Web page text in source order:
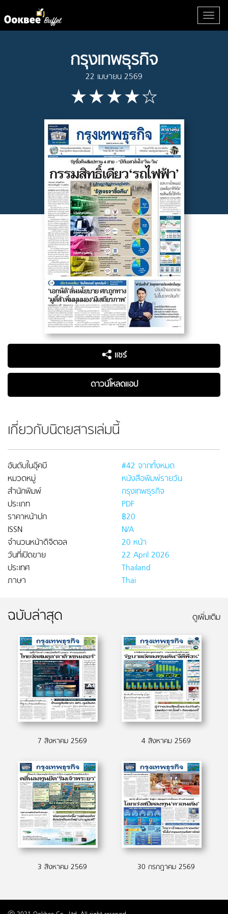
กรุงเทพธุรกิจ
22 เมษายน 2569
แชร์
ดาวน์โหลดแอป
เกี่ยวกับนิตยสารเล่มนี้
อันดับในอุ๊คบี
#42 จากทั้งหมด
หมวดหมู่
หนังสือพิมพ์รายวัน
สำนักพิมพ์
กรุงเทพธุรกิจ
ประเภท
PDF
ราคาหน้าปก
฿20
ISSN
N/A
จำนวนหน้าดิจิตอล
20 หน้า
วันที่เปิดขาย
22 April 2026
ประเทศ
Thailand
ภาษา
Thai
ฉบับล่าสุด ดูเพิ่มเติม
7 สิงหาคม 2569 4 สิงหาคม 2569
3 สิงหาคม 2569 30 กรกฎาคม 2569